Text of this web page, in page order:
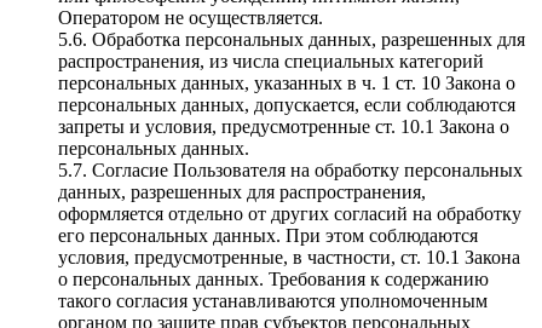
Оператором не осуществляется.
5.6. Обработка персональных данных, разрешенных для
распространения, из числа специальных категорий
персональных данных, указанных в ч. 1 ст. 10 Закона о
персональных данных, допускается, если соблюдаются
запреты и условия, предусмотренные ст. 10.1 Закона о
персональных данных.
5.7. Согласие Пользователя на обработку персональных
данных, разрешенных для распространения,
оформляется отдельно от других согласий на обработку
его персональных данных. При этом соблюдаются
условия, предусмотренные, в частности, ст. 10.1 Закона
о персональных данных. Требования к содержанию
такого согласия устанавливаются уполномоченным
органом по защите прав субъектов персональных